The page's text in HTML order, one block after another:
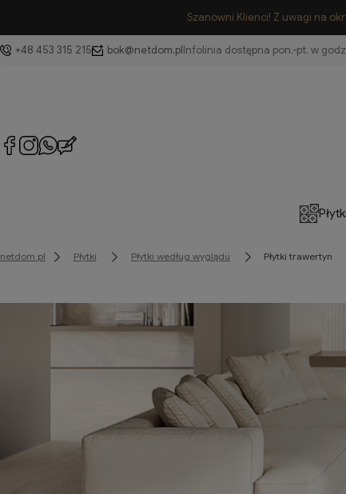
Szanowni Klienci! Z uwagi na
+48 453 315 215 bok@netdom.pl
Płytki
netdom.pl Płytki Płytki według wyglądu Płytki trawertyn